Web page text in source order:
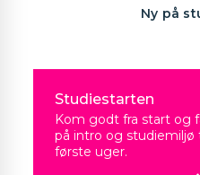
Ny på
Studiestarten
Kom godt fra start og
på intro og studiemiljø
første uger.